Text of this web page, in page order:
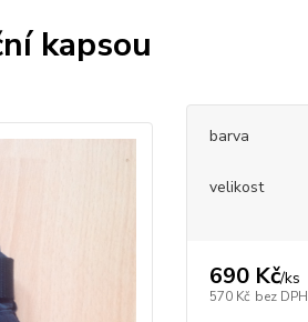
kapsou
barva
velikost
690 Kč/ks
570 Kč bez DPH